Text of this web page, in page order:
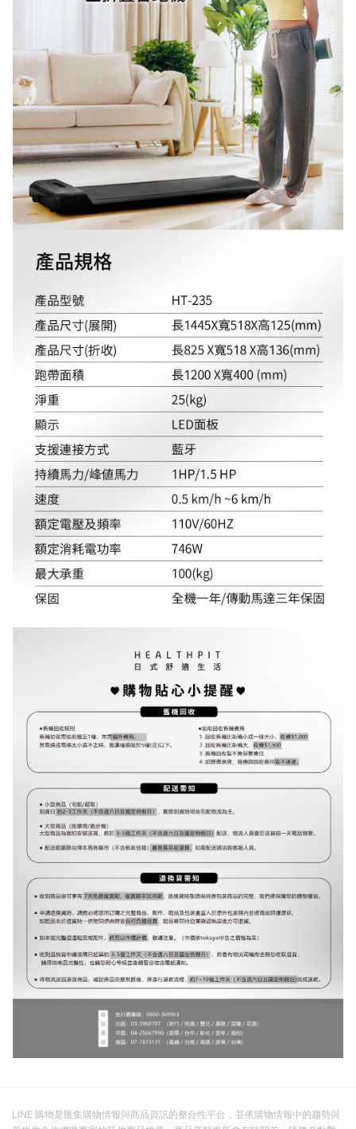
LINE 購物是匯集購物情報與商品資訊的整合性平台，並依購物情報中的趨勢與